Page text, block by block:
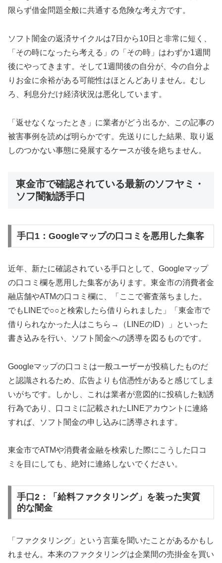
限らず借金問題全般に共通する危険な考え方です。
ソフト闇金の返済サイクルは7日から10日と非常に短く、
「その時になったら考える」の「その時」はわずか1週間
後にやってきます。そして1週間後の自分が、今の自分よ
りお金に余裕がある可能性はほとんどありません。むし
ろ、利息分だけ経済状況は悪化しています。
「返せなくなったとき」に業者がどう出るか、この記事の
被害事例を読めば明らかです。先送りにした結果、取り返
しのつかない事態に発展するケースが後を絶ちません。
東金市で確認されている最新のソフヤミ・
ソフ闇勧誘手口
手口1：Googleマップの口コミを悪用した集客
近年、新たに確認されている手口として、Googleマップ
の口コミ欄を悪用した集客があります。東金市の消費者金
融店舗やATMの口コミ欄に、「ここで審査落ちました。
でもLINEで○○と検索したら借りられました」「東金市で
借りられなかった人はこちら→（LINEのID）」といった
書き込みを行い、ソフト闇金への誘導を図るものです。
Googleマップの口コミは一般ユーザーが投稿したものだ
と認識されるため、広告よりも信憑性があると感じてしま
いがちです。しかし、これは業者が意図的に投稿した勧誘
行為であり、口コミに記載されたLINEアカウントに連絡
すれば、ソフト闇金の申し込みに誘導されます。
東金市でATMや消費者金融を検索した際にこうした口コ
ミを目にしても、絶対に連絡しないでください。
手口2：「給料ファクタリング」を装った実質
的な闇金
「ファクタリング」という言葉を聞いたことがあるかもし
れません。本来のファクタリングは企業間の売掛金を買い